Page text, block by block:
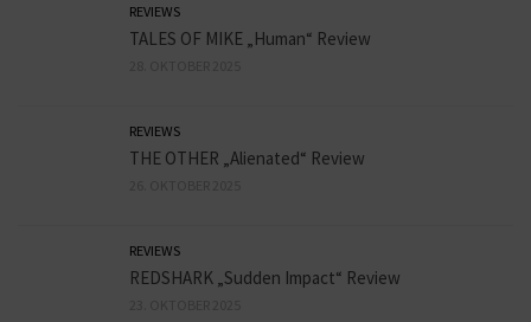
REVIEWS
TALES OF MIKE „Human“ Review
REVIEWS
THE OTHER „Alienated“ Review
REVIEWS
REDSHARK „Sudden Impact“ Review